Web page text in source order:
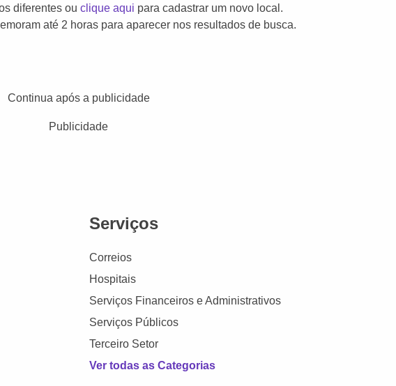
diferentes ouclique aqui para cadastrar um novo local.
até 2 horas para aparecer nos resultados de busca.
Continua após a publicidade
Publicidade
Serviços
Correios
Hospitais
Serviços Financeiros e Administrativos
Serviços Públicos
Terceiro Setor
Ver todas as Categorias